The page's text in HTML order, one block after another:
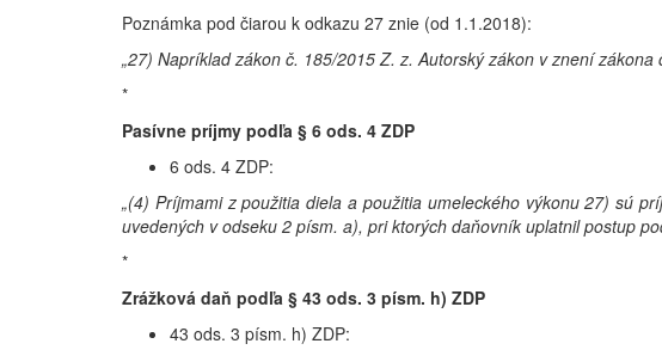
Poznámka pod čiarou k odkazu 27 znie (od 1.1.2018):
„27) Napríklad zákon č. 185/2015 Z. z. Autorský zákon v znení zákona
*
Pasívne príjmy podľa § 6 ods. 4 ZDP
6 ods. 4 ZDP:
„(4) Príjmami z použitia diela a použitia umeleckého výkonu 27) sú
uvedených v odseku 2 písm. a), pri ktorých daňovník uplatnil postup
*
Zrážková daň podľa § 43 ods. 3 písm. h) ZDP
43 ods. 3 písm. h) ZDP: